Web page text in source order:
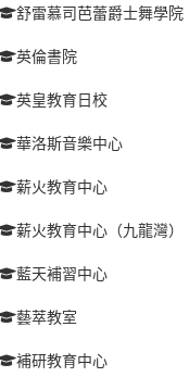
舒雷慕司芭蕾爵士舞學院
英倫書院
英皇教育日校
華洛斯音樂中心
薪火教育中心
薪火教育中心（九龍灣）
藍天補習中心
藝萃教室
補研教育中心